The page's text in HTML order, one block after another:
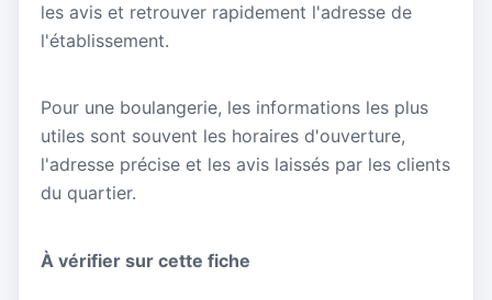
les avis et retrouver rapidement l'adresse de
l'établissement.
Pour une boulangerie, les informations les plus
utiles sont souvent les horaires d'ouverture,
l'adresse précise et les avis laissés par les clients
du quartier.
À vérifier sur cette fiche